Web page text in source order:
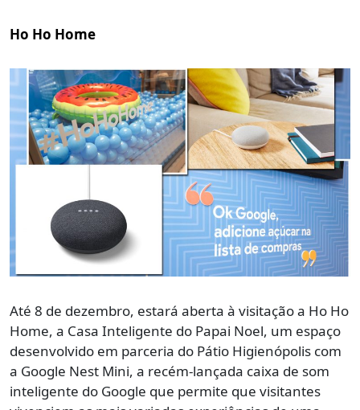
Ho Ho Home
Até 8 de dezembro, estará aberta à visitação a Ho Ho
Home, a Casa Inteligente do Papai Noel, um espaço
desenvolvido em parceria do Pátio Higienópolis com
a Google Nest Mini, a recém-lançada caixa de som
inteligente do Google que permite que visitantes